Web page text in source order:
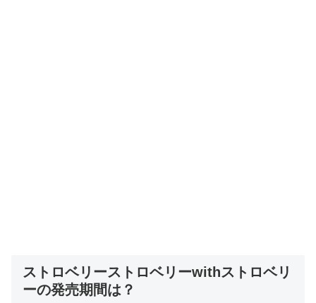
ストロベリーストロベリーwithストロベリ
ーの発売期間は？